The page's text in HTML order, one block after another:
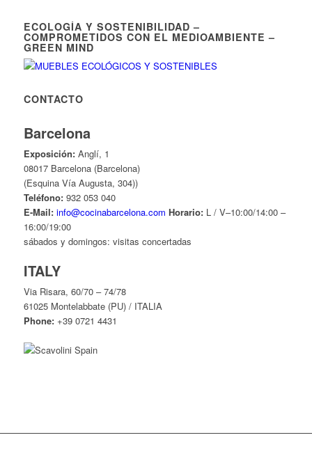
ECOLOGÍA Y SOSTENIBILIDAD –
COMPROMETIDOS CON EL MEDIOAMBIENTE –
GREEN MIND
CONTACTO
Barcelona
Exposición:Anglí, 1
08017 Barcelona (Barcelona)
(Esquina Vía Augusta, 304))
Teléfono:932 053 040
E-Mail: info@cocinabarcelona.com Horario:L / V–10:00/14:00 –
16:00/19:00
sábados y domingos: visitas concertadas
ITALY
Via Risara, 60/70 – 74/78
61025 Montelabbate (PU) / ITALIA
Phone:+39 0721 4431